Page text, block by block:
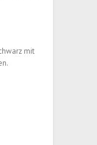
mit